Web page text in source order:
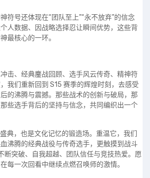
符号还体现在“团队至上”“永不放弃”的信念
人数据、因战略选择忍让瞬间优势，这些背
最核心的一环。
击、经典鏖战回顾、选手风云传奇、精神符
我们重新回到 S15 赛季的辉煌时刻，去感受
的沸腾与震撼。那些战术的创新与破局，那
些选手背后的坚持与信念，共同编织出一个
典，也是文化记忆的锻造场。重温它，我们
沸腾的经典战役与传奇选手，更触摸到战斗
突破、自我超越、团队信任与竞技热爱。愿
每一次回看中继续点燃召唤师的激情。